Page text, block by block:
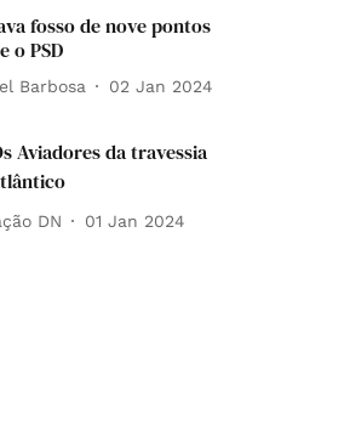
fosso de nove pontos
o PSD
Barbosa 02 Jan 2024
Aviadores da travessia
DN 01 Jan 2024